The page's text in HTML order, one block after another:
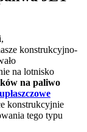
konstrukcyjno-
na lotnisko
na paliwo
konstrukcyjnie
tego typu